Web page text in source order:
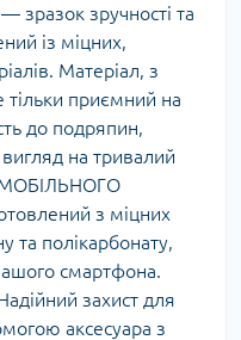
зразок зручності та
із міцних,
Матеріал, з
тільки приємний на
до подряпин,
на тривалий
з міцних
та полікарбонату,
смартфона.
захист для
аксесуара з